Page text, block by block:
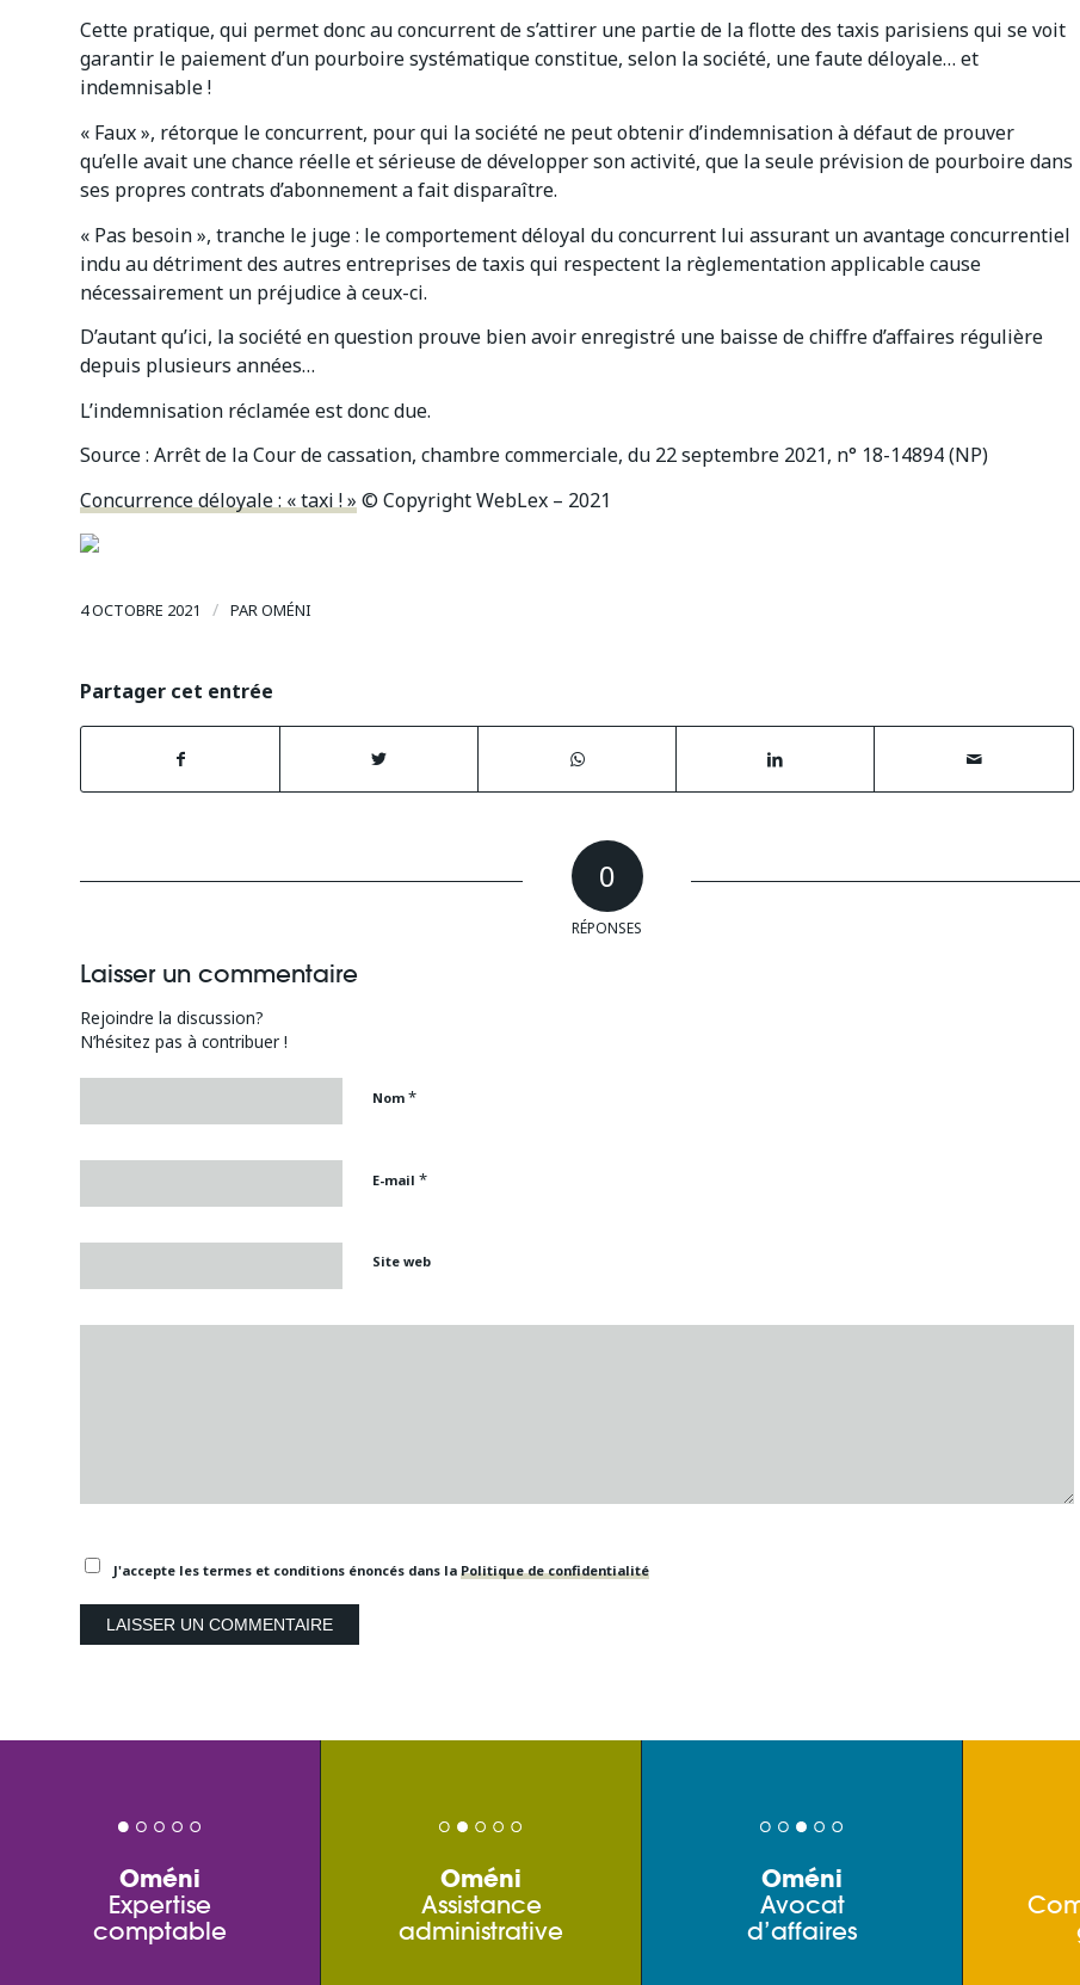
Cette pratique, qui permet donc au concurrent de s’attirer une partie de la flotte des taxis parisiens qui se voit
garantir le paiement d’un pourboire systématique constitue, selon la société, une faute déloyale… et
indemnisable !
« Faux », rétorque le concurrent, pour qui la société ne peut obtenir d’indemnisation à défaut de prouver
qu’elle avait une chance réelle et sérieuse de développer son activité, que la seule prévision de pourboire dans
ses propres contrats d’abonnement a fait disparaître.
« Pas besoin », tranche le juge : le comportement déloyal du concurrent lui assurant un avantage concurrentiel
indu au détriment des autres entreprises de taxis qui respectent la règlementation applicable cause
nécessairement un préjudice à ceux-ci.
D’autant qu’ici, la société en question prouve bien avoir enregistré une baisse de chiffre d’affaires régulière
depuis plusieurs années…
L’indemnisation réclamée est donc due.
Source : Arrêt de la Cour de cassation, chambre commerciale, du 22 septembre 2021, n° 18-14894 (NP)
Concurrence déloyale : « taxi ! » © Copyright WebLex – 2021
4 OCTOBRE 2021 / PAROMÉNI
Partager cet entrée
0
RÉPONSES
Laisser un commentaire
Rejoindre la discussion?
N’hésitez pas à contribuer !
Nom *
E-mail *
Site web
J'accepte les termes et conditions énoncés dans la Politique de confidentialité
Oméni
Expertise
comptable
Oméni
Assistance
administrative
Oméni
Avocat
d’affaires